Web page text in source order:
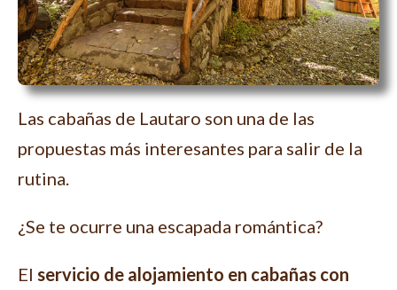
Las cabañas de Lautaro son una de las
propuestas más interesantes para salir de la
rutina.
¿Se te ocurre una escapada romántica?
El servicio de alojamiento en cabañas con